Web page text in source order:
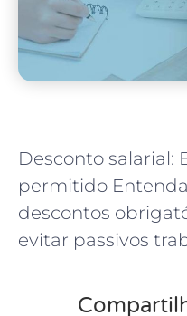
Desconto salarial:
permitido
descontos
evitar passivos